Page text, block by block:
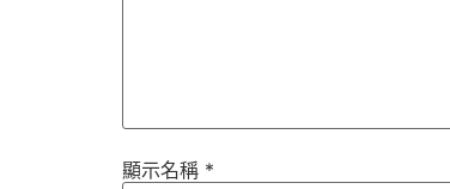
顯示名稱 *